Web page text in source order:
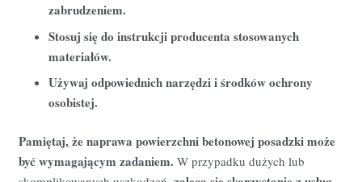
zabrudzeniem.
Stosuj się do instrukcji producenta stosowanych
materiałów.
Używaj odpowiednich narzędzi i środków ochrony
osobistej.
Pamiętaj, że naprawa powierzchni betonowej posadzki może
być wymagającym zadaniem. W przypadku dużych lub